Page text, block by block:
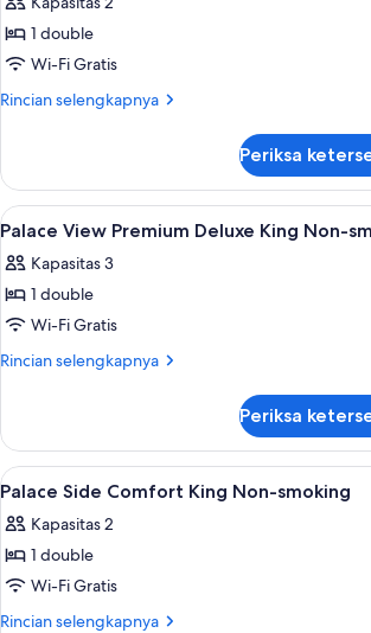
foto
untuk
Junior
Suite
smoking
1 double
Wi-Fi Gratis
Rincian selengkapnya
Rincian
Junior
Suite
King
smoking
Periksa
Lihat
semua
foto
untuk
Palace
View
King
Non-
smoking
Minibar,
1
Palace View Premium Deluxe King Non-
Kapasitas 3
1 double
Wi-Fi Gratis
Rincian selengkapnya
Rincian
Palace
View
Premium
King
Non-
Periksa
Lihat
semua
foto
untuk
Palace
Side
Minibar,
1
Palace Side Comfort King Non-smoking
Kapasitas 2
1 double
Wi-Fi Gratis
Rincian selengkapnya
Rincian